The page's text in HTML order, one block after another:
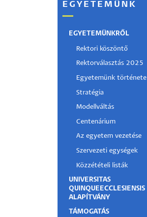
Gyógyítás
Egyetemi élet
Adminisztráció
Munkatársak
Felvételizők
EGYETEMÜNK
EGYETEMÜNKRŐL
Rektori köszöntő
Rektorválasztás 2025
Egyetemünk története
Stratégia
Modellváltás
Centenárium
Az egyetem vezetése
Szervezeti egységek
Közzétételi listák
UNIVERSITAS
QUINQUEECCLESIENSIS
ALAPÍTVÁNY
TÁMOGATÁS